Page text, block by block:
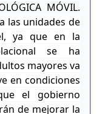
MÓVIL.
las unidades de
ya que en la
se ha
mayores va
en condiciones
el gobierno
de mejorar la